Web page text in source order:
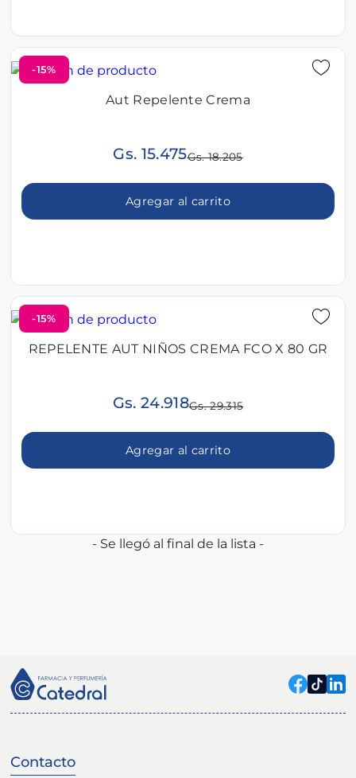
-15%
Aut Repelente Crema
Gs. 15.475Gs. 18.205
Agregar al carrito
-15%
REPELENTE AUT NIÑOS CREMA FCO X 80 GR
Gs. 24.918Gs. 29.315
Agregar al carrito
- Se llegó al final de la lista -
Contacto